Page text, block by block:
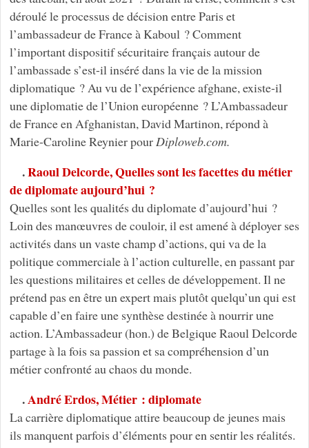
déroulé le processus de décision entre Paris et
l’ambassadeur de France à Kaboul ? Comment
l’important dispositif sécuritaire français autour de
l’ambassade s’est-il inséré dans la vie de la mission
diplomatique ? Au vu de l’expérience afghane, existe-il
une diplomatie de l’Union européenne ? L’Ambassadeur
de France en Afghanistan, David Martinon, répond à
Marie-Caroline Reynier pourDiploweb.com.
.Raoul Delcorde, Quelles sont les facettes du métier
de diplomate aujourd’hui ?
Quelles sont les qualités du diplomate d’aujourd’hui ?
Loin des manœuvres de couloir, il est amené à déployer ses
activités dans un vaste champ d’actions, qui va de la
politique commerciale à l’action culturelle, en passant par
les questions militaires et celles de développement. Il ne
prétend pas en être un expert mais plutôt quelqu’un qui est
capable d’en faire une synthèse destinée à nourrir une
action. L’Ambassadeur (hon.) de Belgique Raoul Delcorde
partage à la fois sa passion et sa compréhension d’un
métier confronté au chaos du monde.
.André Erdos, Métier : diplomate
La carrière diplomatique attire beaucoup de jeunes mais
ils manquent parfois d’éléments pour en sentir les réalités.